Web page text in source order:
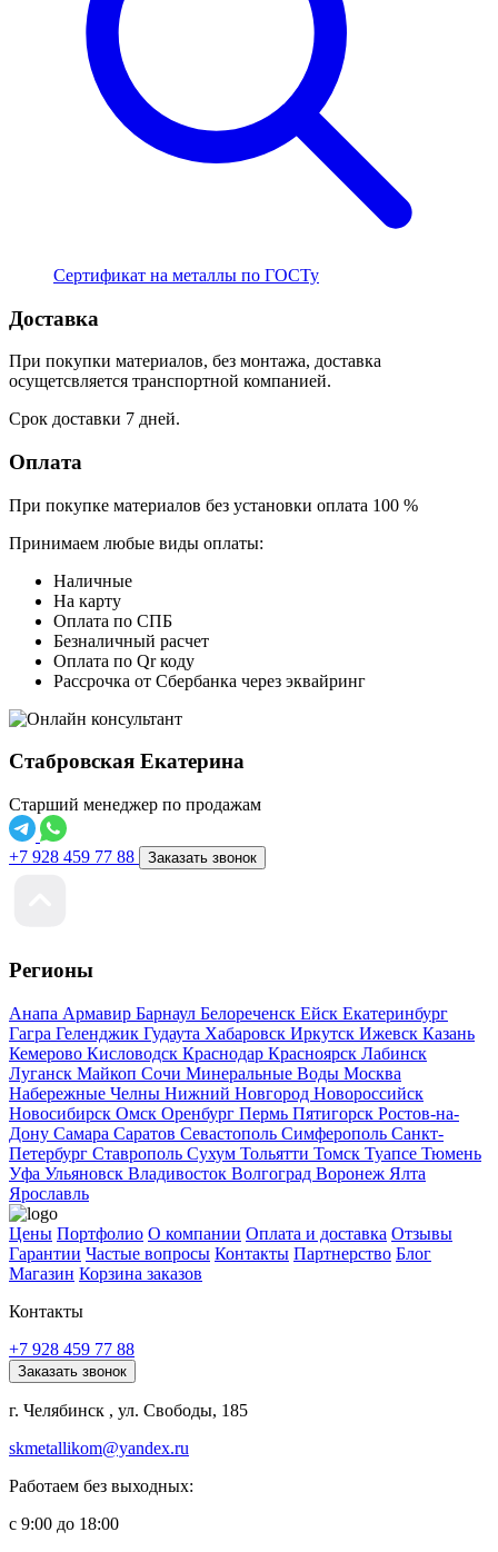
Сертификат на металлы по ГОСТу
Доставка
При покупки материалов, без монтажа, доставка
осущетсвляется транспортной компанией.
Срок доставки 7 дней.
Оплата
При покупке материалов без установки оплата 100 %
Принимаем любые виды оплаты:
Наличные
На карту
Оплата по СПБ
Безналичный расчет
Оплата по Qr коду
Рассрочка от Сбербанка через эквайринг
Стабровская Екатерина
Старший менеджер по продажам
+7 928 459 77 88 Заказать звонок
Регионы
Анапа Армавир Барнаул Белореченск Ейск Екатеринбург
Гагра Геленджик Гудаута Хабаровск Иркутск Ижевск Казань
Кемерово Кисловодск Краснодар Красноярск Лабинск
Луганск Майкоп Сочи Минеральные Воды Москва
Набережные Челны Нижний Новгород Новороссийск
Новосибирск Омск Оренбург Пермь Пятигорск Ростов-на-
Дону Самара Саратов Севастополь Симферополь Санкт-
Петербург Ставрополь Сухум Тольятти Томск Туапсе Тюмень
Уфа Ульяновск Владивосток Волгоград Воронеж Ялта
Ярославль
Цены Портфолио О компании Оплата и доставка Отзывы
Гарантии Частые вопросы Контакты Партнерство Блог
Магазин Корзина заказов
Контакты
+7 928 459 77 88
Заказать звонок
г. Челябинск , ул. Свободы, 185
skmetallikom@yandex.ru
Работаем без выходных:
с 9:00 до 18:00